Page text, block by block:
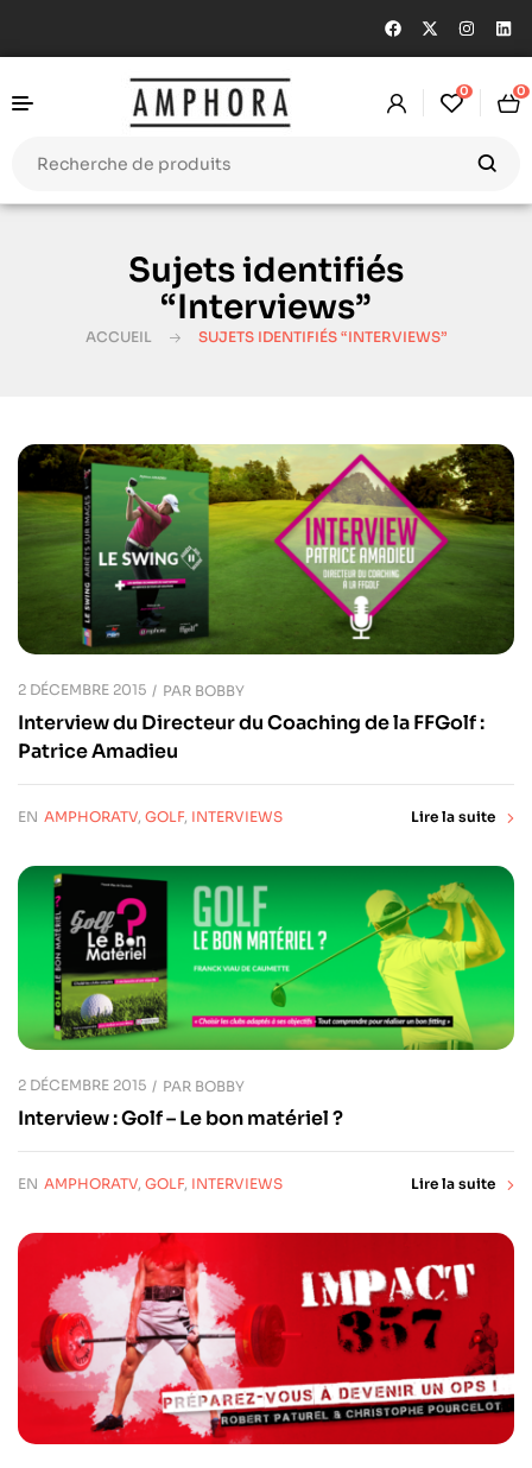
0 0
Sujets identifiés
“Interviews”
ACCUEIL SUJETS IDENTIFIÉS “INTERVIEWS”
2 DÉCEMBRE 2015 PAR BOBBY
Interview du Directeur du Coaching de la FFGolf :
Patrice Amadieu
EN AMPHORATV, GOLF, INTERVIEWS Lire la suite
2 DÉCEMBRE 2015 PAR BOBBY
Interview : Golf – Le bon matériel ?
EN AMPHORATV, GOLF, INTERVIEWS Lire la suite